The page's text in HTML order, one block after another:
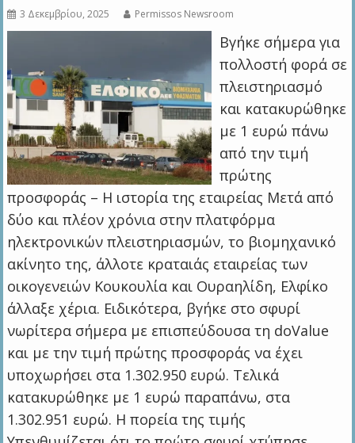
3 Δεκεμβρίου, 2025 Permissos Newsroom
Βγήκε σήμερα για
πολλοστή φορά σε
πλειστηριασμό
και κατακυρώθηκε
με 1 ευρώ πάνω
από την τιμή
πρώτης
προσφοράς – Η ιστορία της εταιρείας Μετά από
δύο και πλέον χρόνια στην πλατφόρμα
ηλεκτρονικών πλειστηριασμών, το βιομηχανικό
ακίνητο της, άλλοτε κραταιάς εταιρείας των
οικογενειών Κουκουλία και Ουραηλίδη, Ελφίκο
άλλαξε χέρια. Ειδικότερα, βγήκε στο σφυρί
νωρίτερα σήμερα με επισπεύδουσα τη doValue
και με την τιμή πρώτης προσφοράς να έχει
υποχωρήσει στα 1.302.950 ευρώ. Τελικά
κατακυρώθηκε με 1 ευρώ παραπάνω, στα
1.302.951 ευρώ. Η πορεία της τιμής